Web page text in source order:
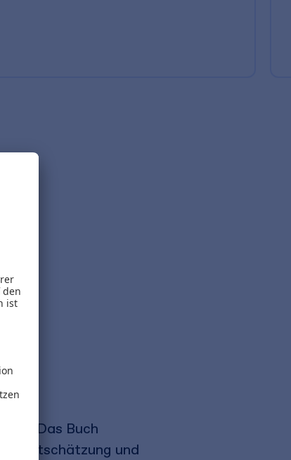
Das Buch
und